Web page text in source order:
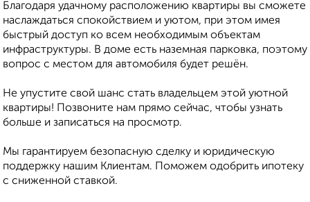
Благодаря удачному расположению квартиры вы сможете
наслаждаться спокойствием и уютом, при этом имея
быстрый доступ ко всем необходимым объектам
инфраструктуры. В доме есть наземная парковка, поэтому
вопрос с местом для автомобиля будет решён.
Не упустите свой шанс стать владельцем этой уютной
квартиры! Позвоните нам прямо сейчас, чтобы узнать
больше и записаться на просмотр.
Мы гарантируем безопасную сделку и юридическую
поддержку нашим Клиентам. Поможем одобрить ипотеку
с сниженной ставкой.